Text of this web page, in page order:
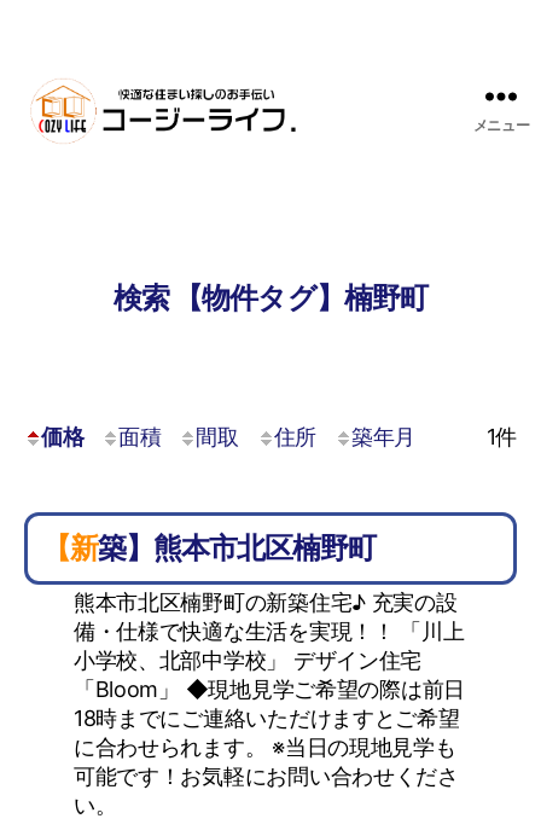
メニュー
検索 【物件タグ】楠野町
価格 面積 間取 住所 築年月 1件
【新築】熊本市北区楠野町
熊本市北区楠野町の新築住宅♪ 充実の設
備・仕様で快適な生活を実現！！ 「川上
小学校、北部中学校」 デザイン住宅
「Bloom」 ◆現地見学ご希望の際は前日
18時までにご連絡いただけますとご希望
に合わせられます。 ※当日の現地見学も
可能です！お気軽にお問い合わせくださ
い。